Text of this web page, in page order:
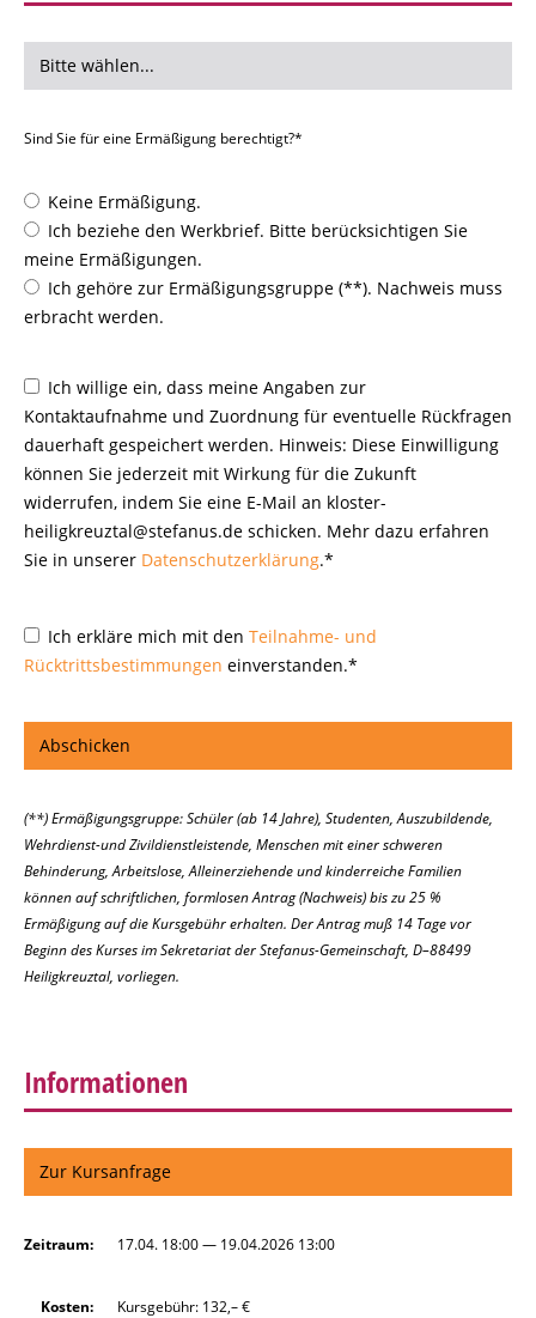
Sind Sie für eine Ermäßigung berechtigt?*
Keine Ermäßigung.
meine Ermäßigungen.
erbracht werden.
Kontaktaufnahme und Zuordnung für eventuelle Rückfragen
dauerhaft gespeichert werden. Hinweis: Diese Einwilligung
können Sie jederzeit mit Wirkung für die Zukunft
widerrufen, indem Sie eine E-Mail an kloster-
heiligkreuztal@stefanus.de schicken. Mehr dazu erfahren
Sie in unserer Datenschutzerklärung.*
Ich erkläre mich mit den Teilnahme- und
Rücktrittsbestimmungen einverstanden.*
(**) Ermäßigungsgruppe: Schüler (ab 14 Jahre), Studenten, Auszubildende,
Wehrdienst-und Zivildienstleistende, Menschen mit einer schweren
Behinderung, Arbeitslose, Alleinerziehende und kinderreiche Familien
können auf schriftlichen, formlosen Antrag (Nachweis) bis zu 25 %
Ermäßigung auf die Kursgebühr erhalten. Der Antrag muß 14 Tage vor
Beginn des Kurses im Sekretariat der Stefanus-Gemeinschaft, D–88499
Heiligkreuztal, vorliegen.
Informationen
Zur Kursanfrage
Zeitraum: 17.04. 18:00 — 19.04.2026 13:00
Kosten:
Kursgebühr: 132,– €